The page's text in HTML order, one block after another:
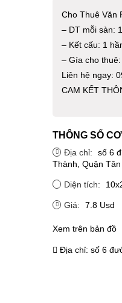
Cho Thuê Văn
– DT mỗi sàn:
– Kết cấu: 1
– Gía cho
Liên hệ ngay:
CAM KẾT
THÔNG SỐ
Địa chỉ:
số 6
Thành, Quận
Diện tích:
Giá: 7.8 Usd
Xem trên bản đồ
Địa chỉ: số 6